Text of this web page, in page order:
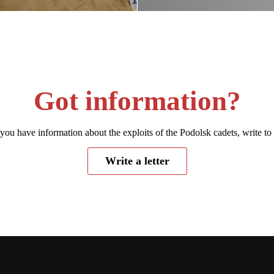
Got information?
have information about the exploits of the Podolsk cadets, write to
Write a letter